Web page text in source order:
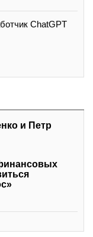
ChatGPT
и Петр